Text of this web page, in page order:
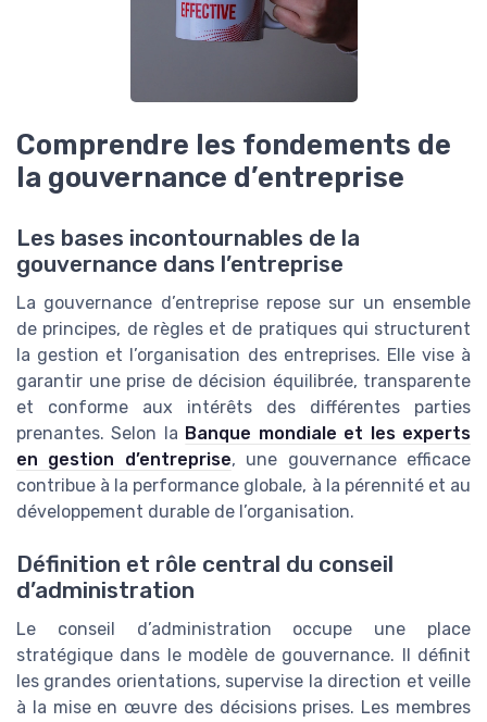
Comprendre les fondements de
la gouvernance d’entreprise
Les bases incontournables de la
gouvernance dans l’entreprise
La gouvernance d’entreprise repose sur un ensemble
de principes, de règles et de pratiques qui structurent
la gestion et l’organisation des entreprises. Elle vise à
garantir une prise de décision équilibrée, transparente
et conforme aux intérêts des différentes parties
prenantes. Selon la Banque mondiale et les experts
en gestion d’entreprise, une gouvernance efficace
contribue à la performance globale, à la pérennité et au
développement durable de l’organisation.
Définition et rôle central du conseil
d’administration
Le conseil d’administration occupe une place
stratégique dans le modèle de gouvernance. Il définit
les grandes orientations, supervise la direction et veille
à la mise en œuvre des décisions prises. Les membres